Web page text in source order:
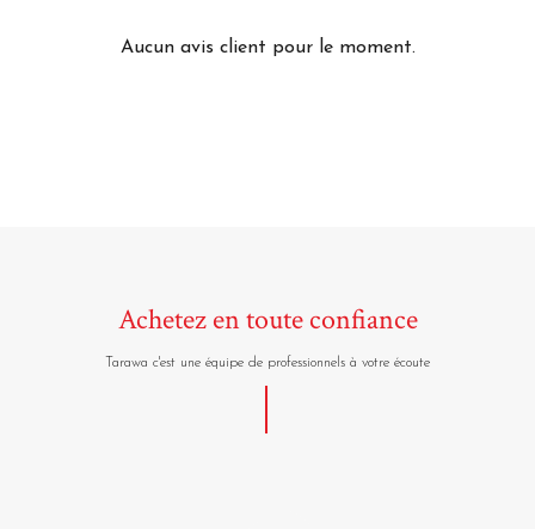
Aucun avis client pour le moment.
Achetez en toute confiance
Tarawa c'est une équipe de professionnels à votre écoute